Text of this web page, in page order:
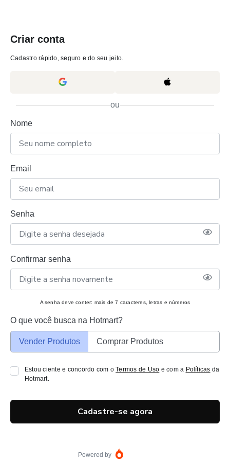
Criar conta
Cadastro rápido, seguro e do seu jeito.
ou
Nome
Email
Senha
Confirmar senha
A senha deve conter: mais de 7 caracteres, letras e números
O que você busca na Hotmart?
Vender Produtos Comprar Produtos
Estou ciente e concordo com oTermos de Uso e com a Políticas da
Hotmart.
Cadastre-se agora
Powered by